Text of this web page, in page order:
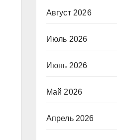
Август 2026
Июль 2026
Июнь 2026
Май 2026
Апрель 2026